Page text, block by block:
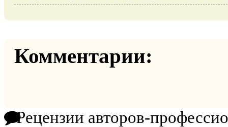
Комментарии:
Рецензии авторов-